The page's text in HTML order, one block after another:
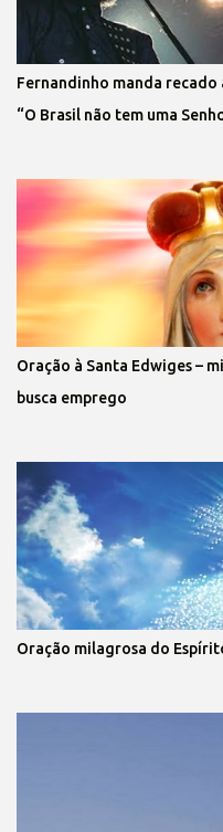
Fernandinho manda recado
“O Brasil não tem uma
Oração à Santa Edwiges –
busca emprego
Oração milagrosa do